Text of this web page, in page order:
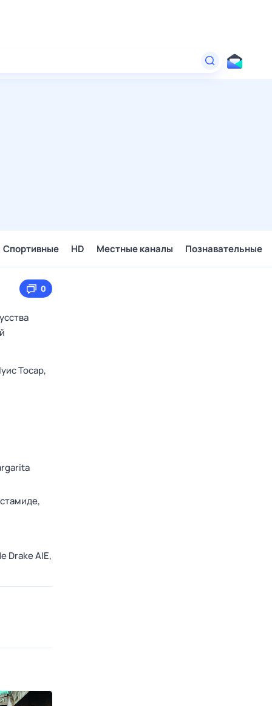
Спортивные HD Местные каналы Познавательные
0
Тосар,
Drake AIE,